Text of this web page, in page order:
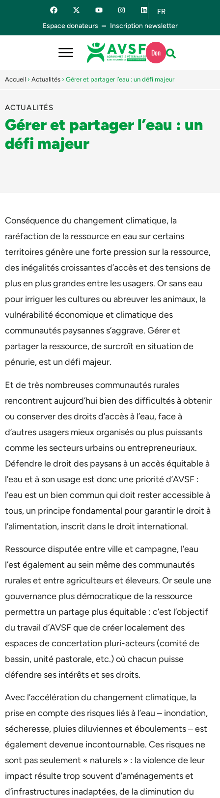
FR
ES
Espace donateurs Inscription newsletter
Don
Accueil › Actualités › Gérer et partager l’eau : un défi majeur
ACTUALITÉS
Gérer et partager l’eau : un
défi majeur
Conséquence du changement climatique, la
raréfaction de la ressource en eau sur certains
territoires génère une forte pression sur la ressource,
des inégalités croissantes d’accès et des tensions de
plus en plus grandes entre les usagers. Or sans eau
pour irriguer les cultures ou abreuver les animaux, la
vulnérabilité économique et climatique des
communautés paysannes s’aggrave. Gérer et
partager la ressource, de surcroît en situation de
pénurie, est un défi majeur.
Et de très nombreuses communautés rurales
rencontrent aujourd’hui bien des difficultés à obtenir
ou conserver des droits d’accès à l’eau, face à
d’autres usagers mieux organisés ou plus puissants
comme les secteurs urbains ou entrepreneuriaux.
Défendre le droit des paysans à un accès équitable à
l’eau et à son usage est donc une priorité d’AVSF :
l’eau est un bien commun qui doit rester accessible à
tous, un principe fondamental pour garantir le droit à
l’alimentation, inscrit dans le droit international.
Ressource disputée entre ville et campagne, l’eau
l’est également au sein même des communautés
rurales et entre agriculteurs et éleveurs. Or seule une
gouvernance plus démocratique de la ressource
permettra un partage plus équitable : c’est l’objectif
du travail d’AVSF que de créer localement des
espaces de concertation pluri-acteurs (comité de
bassin, unité pastorale, etc.) où chacun puisse
défendre ses intérêts et ses droits.
Avec l’accélération du changement climatique, la
prise en compte des risques liés à l’eau – inondation,
sécheresse, pluies diluviennes et éboulements – est
également devenue incontournable. Ces risques ne
sont pas seulement « naturels » : la violence de leur
impact résulte trop souvent d’aménagements et
d’infrastructures inadaptées, de la diminution du